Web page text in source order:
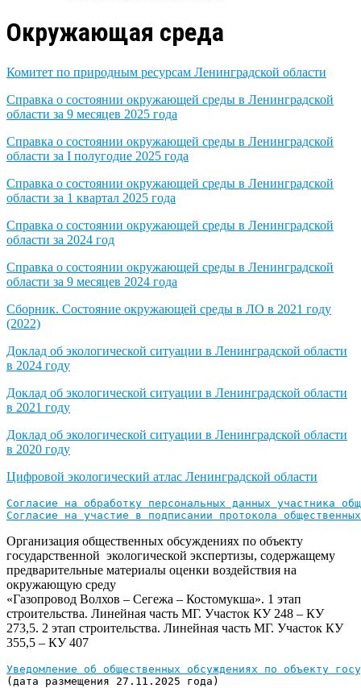
Окружающая среда
Комитет по природным ресурсам Ленинградской области
Справка о состоянии окружающей среды в Ленинградской
области за 9 месяцев 2025 года
Справка о состоянии окружающей среды в Ленинградской
области за I полугодие 2025 года
Справка о состоянии окружающей среды в Ленинградской
области за 1 квартал 2025 года
Справка о состоянии окружающей среды в Ленинградской
области за 2024 год
Справка о состоянии окружающей среды в Ленинградской
области за 9 месяцев 2024 года
Сборник. Состояние окружающей среды в ЛО в 2021 году
(2022)
Доклад об экологической ситуации в Ленинградской области
в 2024 году
Доклад об экологической ситуации в Ленинградской области
в 2021 году
Доклад об экологической ситуации в Ленинградской области
в 2020 году
Цифровой экологический атлас Ленинградской области
Согласие на обработку персональных данных участника
Согласие на участие в подписании протокола
Организация общественных обсуждениях по объекту
государственной экологической экспертизы, содержащему
предварительные материалы оценки воздействия на
окружающую среду
«Газопровод Волхов – Сегежа – Костомукша». 1 этап
строительства. Линейная часть МГ. Участок КУ 248 – КУ
273,5. 2 этап строительства. Линейная часть МГ. Участок КУ
355,5 – КУ 407
Уведомление об общественных обсуждениях по объекту
(дата размещения 27.11.2025 года)